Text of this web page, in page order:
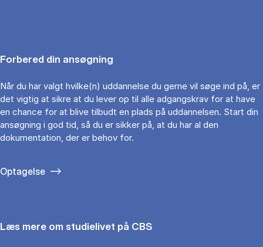
Forbered din ansøgning
Når du har valgt hvilke(n) uddannelse du gerne vil søge ind på, er
det vigtig at sikre at du lever op til alle adgangskrav for at have
en chance for at blive tilbudt en plads på uddannelsen. Start din
ansøgning i god tid, så du er sikker på, at du har al den
dokumentation, der er behov for.
Optagelse
Læs mere om studielivet på CBS